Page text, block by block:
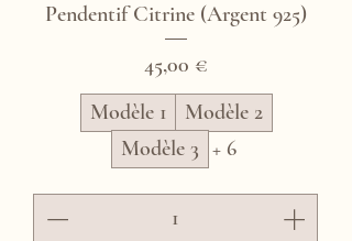
Pendentif Citrine (Argent 925)
Prix
45,00 €
Modèle 1
Modèle 2
Modèle 3 + 6